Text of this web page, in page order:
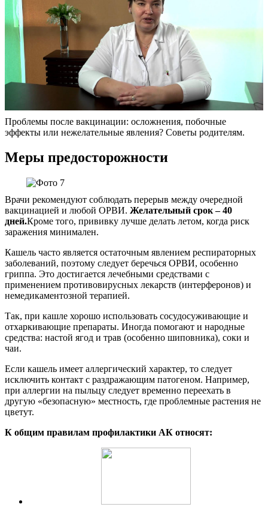
Проблемы после вакцинации: осложнения, побочные
эффекты или нежелательные явления? Советы родителям.
Меры предосторожности
Врачи рекомендуют соблюдать перерыв между очередной
вакцинацией и любой ОРВИ. Желательный срок – 40
дней.Кроме того, прививку лучше делать летом, когда риск
заражения минимален.
Кашель часто является остаточным явлением респираторных
заболеваний, поэтому следует беречься ОРВИ, особенно
гриппа. Это достигается лечебными средствами с
применением противовирусных лекарств (интерферонов) и
немедикаментозной терапией.
Так, при кашле хорошо использовать сосудосуживающие и
отхаркивающие препараты. Иногда помогают и народные
средства: настой ягод и трав (особенно шиповника), соки и
чаи.
Если кашель имеет аллергический характер, то следует
исключить контакт с раздражающим патогеном. Например,
при аллергии на пыльцу следует временно переехать в
другую «безопасную» местность, где проблемные растения не
цветут.
К общим правилам профилактики АК относят: